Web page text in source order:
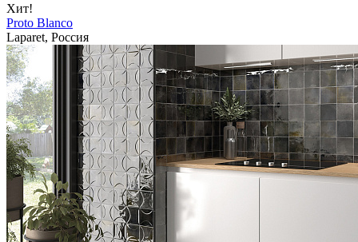
Хит!
Proto Blanco
Laparet, Россия